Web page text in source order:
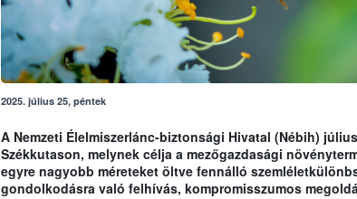
2025. július 25, péntek
A Nemzeti Élelmiszerlánc-biztonsági Hivatal (Nébih)
Székkutason, melynek célja a mezőgazdasági
egyre nagyobb méreteket öltve fennálló
gondolkodásra való felhívás, kompromisszumos